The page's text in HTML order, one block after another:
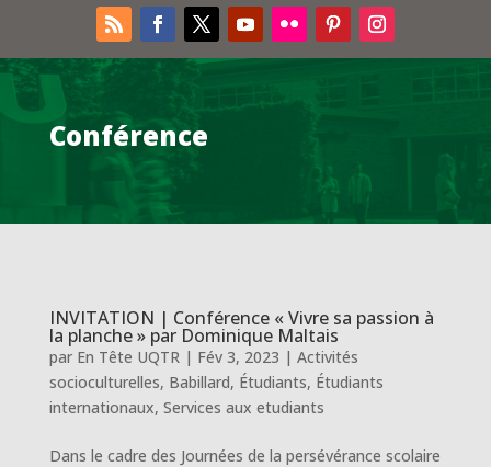
Conférence
INVITATION | Conférence « Vivre sa passion à
la planche » par Dominique Maltais
par En Tête UQTR| Fév 3, 2023 | Activités
socioculturelles, Babillard, Étudiants, Étudiants
internationaux, Services aux etudiants
Dans le cadre des Journées de la persévérance scolaire